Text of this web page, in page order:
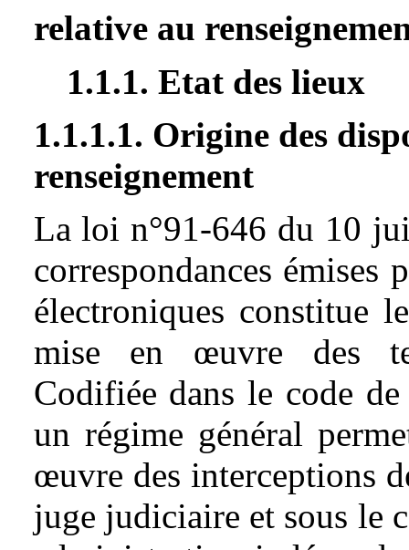
relative au
1.1.1. Etat des lieux
1.1.1.1. Origine des
renseignement
La loi n°91-646 du 10
correspondances
électroniques constitue
mise en œuvre des
Codifiée dans le code
un régime général
œuvre des interceptions
juge judiciaire et sous le